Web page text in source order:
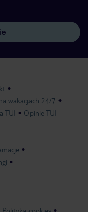
wakacjach 24/7
TUI Opinie TUI